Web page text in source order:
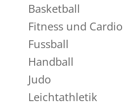
Basketball
Fitness und Cardio
Fussball
Handball
Judo
Leichtathletik